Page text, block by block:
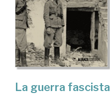
La guerra fascista